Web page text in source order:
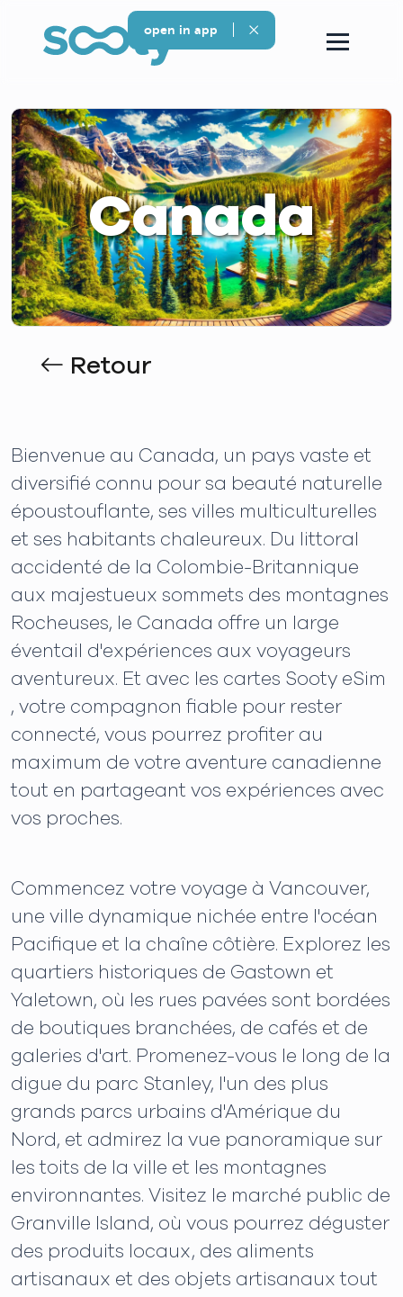
Canada
Retour
Bienvenue au Canada, un pays vaste et
diversifié connu pour sa beauté naturelle
époustouflante, ses villes multiculturelles
et ses habitants chaleureux. Du littoral
accidenté de la Colombie-Britannique
aux majestueux sommets des montagnes
Rocheuses, le Canada offre un large
éventail d'expériences aux voyageurs
aventureux. Et avec les cartes Sooty eSim
, votre compagnon fiable pour rester
connecté, vous pourrez profiter au
maximum de votre aventure canadienne
tout en partageant vos expériences avec
vos proches.
Commencez votre voyage à Vancouver,
une ville dynamique nichée entre l'océan
Pacifique et la chaîne côtière. Explorez les
quartiers historiques de Gastown et
Yaletown, où les rues pavées sont bordées
de boutiques branchées, de cafés et de
galeries d'art. Promenez-vous le long de la
digue du parc Stanley, l'un des plus
grands parcs urbains d'Amérique du
Nord, et admirez la vue panoramique sur
les toits de la ville et les montagnes
environnantes. Visitez le marché public de
Granville Island, où vous pourrez déguster
des produits locaux, des aliments
artisanaux et des objets artisanaux tout
open in app